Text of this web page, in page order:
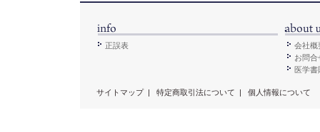
正誤表
会社概
お問合
医学
サイトマップ 特定商取引法について 個人情報について